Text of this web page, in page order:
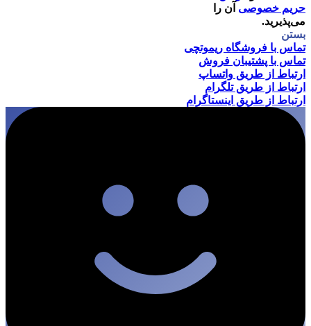
حریم خصوصی آن را
می‌پذیرید.
بستن
تماس با فروشگاه ریموتچی
تماس با پشتیبان فروش
ارتباط از طریق واتساپ
ارتباط از طریق تلگرام
ارتباط از طریق اینستاگرام